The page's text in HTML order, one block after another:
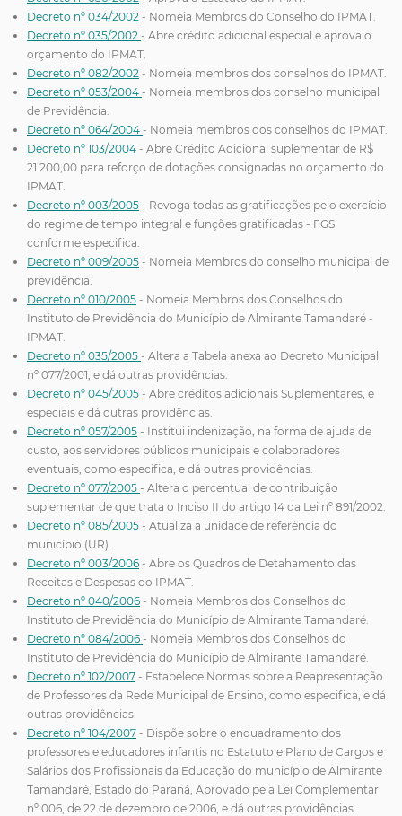
Decreto nº 034/2002 - Nomeia Membros do Conselho do IPMAT.
Decreto nº 035/2002 - Abre crédito adicional especial e aprova o
orçamento do IPMAT.
Decreto nº 082/2002 - Nomeia membros dos conselhos do IPMAT.
Decreto nº 053/2004 - Nomeia membros dos conselho municipal
de Previdência.
Decreto nº 064/2004 - Nomeia membros dos conselhos do IPMAT.
Decreto nº 103/2004 - Abre Crédito Adicional suplementar de R$
21.200,00 para reforço de dotações consignadas no orçamento do
IPMAT.
Decreto nº 003/2005 - Revoga todas as gratificações pelo exercício
do regime de tempo integral e funções gratificadas - FGS
conforme especifica.
Decreto nº 009/2005 - Nomeia Membros do conselho municipal de
previdência.
Decreto nº 010/2005 - Nomeia Membros dos Conselhos do
Instituto de Previdência do Município de Almirante Tamandaré -
IPMAT.
Decreto nº 035/2005 - Altera a Tabela anexa ao Decreto Municipal
nº 077/2001, e dá outras providências.
Decreto nº 045/2005 - Abre créditos adicionais Suplementares, e
especiais e dá outras providências.
Decreto nº 057/2005 - Institui indenização, na forma de ajuda de
custo, aos servidores públicos municipais e colaboradores
eventuais, como especifica, e dá outras providências.
Decreto nº 077/2005 - Altera o percentual de contribuição
suplementar de que trata o Inciso II do artigo 14 da Lei nº 891/2002.
Decreto nº 085/2005 - Atualiza a unidade de referência do
município (UR).
Decreto nº 003/2006 - Abre os Quadros de Detahamento das
Receitas e Despesas do IPMAT.
Decreto nº 040/2006 - Nomeia Membros dos Conselhos do
Instituto de Previdência do Município de Almirante Tamandaré.
Decreto nº 084/2006 - Nomeia Membros dos Conselhos do
Instituto de Previdência do Município de Almirante Tamandaré.
Decreto nº 102/2007 - Estabelece Normas sobre a Reapresentação
de Professores da Rede Municipal de Ensino, como especifica, e dá
outras providências.
Decreto nº 104/2007 - Dispõe sobre o enquadramento dos
professores e educadores infantis no Estatuto e Plano de Cargos e
Salários dos Profissionais da Educação do município de Almirante
Tamandaré, Estado do Paraná, Aprovado pela Lei Complementar
nº 006, de 22 de dezembro de 2006, e dá outras providências.